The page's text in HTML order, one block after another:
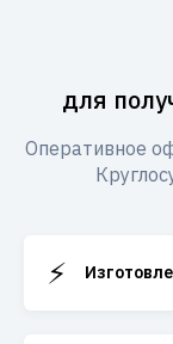
для
Оперативное
⚡